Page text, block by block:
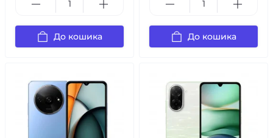
До кошика До кошика